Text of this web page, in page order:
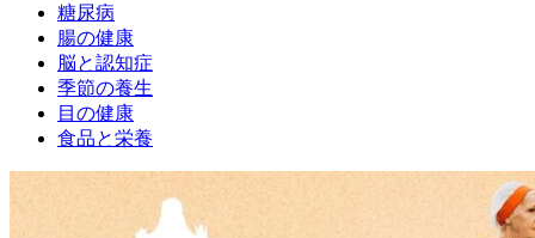
糖尿病
腸の健康
脳と認知症
季節の養生
目の健康
食品と栄養